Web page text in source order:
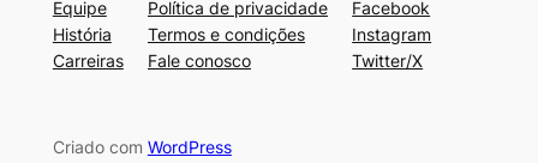
Equipe
História
Carreiras
Política de privacidade
Termos e condições
Fale conosco
Facebook
Instagram
Twitter/X
Criado com WordPress